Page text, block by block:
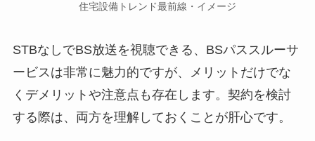
住宅設備トレンド最前線・イメージ
STBなしでBS放送を視聴できる、BSパススルーサ
ービスは非常に魅力的ですが、メリットだけでな
くデメリットや注意点も存在します。契約を検討
する際は、両方を理解しておくことが肝心です。